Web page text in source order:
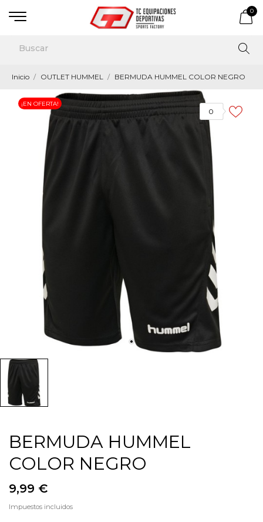
0
Inicio OUTLET HUMMEL BERMUDA HUMMEL COLOR NEGRO
0
¡EN OFERTA!
BERMUDA HUMMEL
COLOR NEGRO
9,99 €
Impuestos incluidos